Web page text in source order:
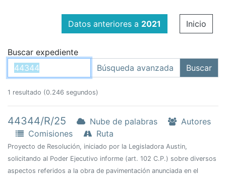
Datos anteriores a 2021 Inicio
Buscar expediente
1 resultado (0.246 segundos)
44344/R/25 Nube de palabras
Autores
Comisiones
Ruta
Proyecto de Resolución, iniciado por la Legisladora Austin,
solicitando al Poder Ejecutivo informe (art. 102 C.P.) sobre diversos
aspectos referidos a la obra de pavimentación anunciada en el